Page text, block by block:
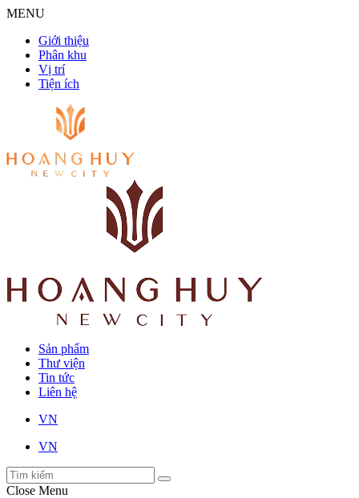
MENU
Giới thiệu
Phân khu
Vị trí
Tiện ích
Sản phẩm
Thư viện
Tin tức
Liên hệ
VN
VN
Close Menu